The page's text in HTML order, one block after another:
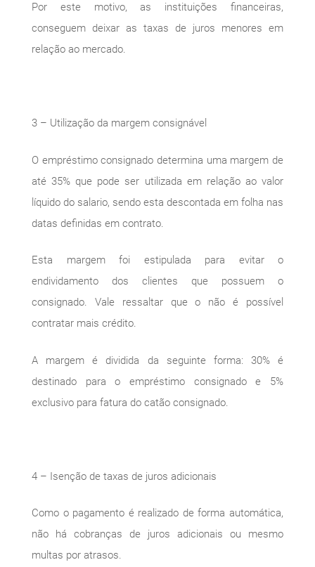
Por este motivo, as instituições financeiras,
conseguem deixar as taxas de juros menores em
relação ao mercado.
3 – Utilização da margem consignável
O empréstimo consignado determina uma margem de
até 35% que pode ser utilizada em relação ao valor
líquido do salario, sendo esta descontada em folha nas
datas definidas em contrato.
Esta margem foi estipulada para evitar o
endividamento dos clientes que possuem o
consignado. Vale ressaltar que o não é possível
contratar mais crédito.
A margem é dividida da seguinte forma: 30% é
destinado para o empréstimo consignado e 5%
exclusivo para fatura do catão consignado.
4 – Isenção de taxas de juros adicionais
Como o pagamento é realizado de forma automática,
não há cobranças de juros adicionais ou mesmo
multas por atrasos.